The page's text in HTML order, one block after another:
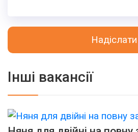
Надіслати
Інші вакансії